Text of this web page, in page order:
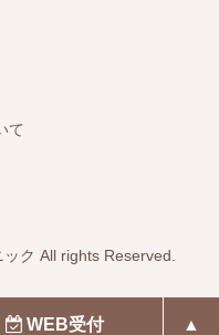
て
WEB受付 ▲
ク All rights Reserved.